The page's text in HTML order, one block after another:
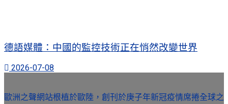
德語媒體：中國的監控技術正在悄然改變世界
2026-07-08
歐洲之聲網站根植於歐陸，創刊於庚子年新冠疫情席捲全球之